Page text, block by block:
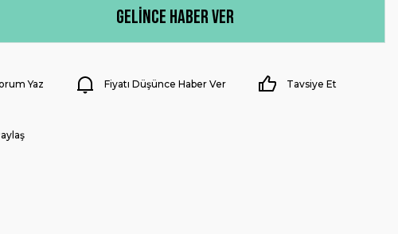
Gelince Haber Ver
Yaz Fiyatı Düşünce Haber Ver Tavsiye Et